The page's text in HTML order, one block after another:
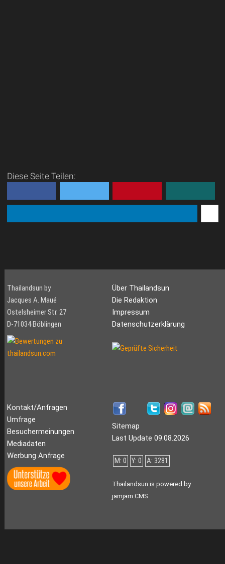
Diese Seite Teilen:
Thailandsun by
Jacques A. Maué
Ostelsheimer Str. 27
D-71034 Böblingen
Über Thailandsun
Die Redaktion
Impressum
Datenschutzerklärung
Kontakt/Anfragen
Umfrage
Besuchermeinungen
Mediadaten
Werbung Anfrage
Sitemap
Last Update 09.08.2026
M: 0 Y: 0 A: 3281
Thailandsun is powered by
jamjam CMS